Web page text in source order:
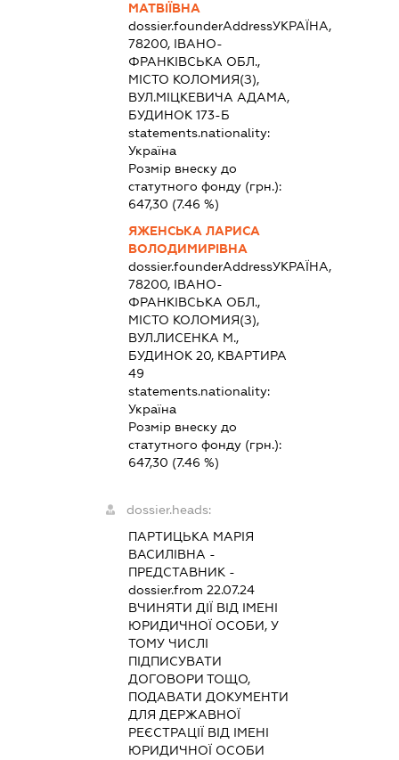
МАТВІЇВНА
dossier.founderAddressУКРАЇНА,
78200, ІВАНО-
ФРАНКІВСЬКА ОБЛ.,
МІСТО КОЛОМИЯ(З),
ВУЛ.МІЦКЕВИЧА АДАМА,
БУДИНОК 173-Б
statements.nationality:
Україна
Розмір внеску до
статутного фонду (грн.):
647,30 (7.46 %)
ЯЖЕНСЬКА ЛАРИСА
ВОЛОДИМИРІВНА
dossier.founderAddressУКРАЇНА,
78200, ІВАНО-
ФРАНКІВСЬКА ОБЛ.,
МІСТО КОЛОМИЯ(З),
ВУЛ.ЛИСЕНКА М.,
БУДИНОК 20, КВАРТИРА
49
statements.nationality:
Україна
Розмір внеску до
статутного фонду (грн.):
647,30 (7.46 %)
dossier.heads:
ПАРТИЦЬКА МАРІЯ
ВАСИЛІВНА -
ПРЕДСТАВНИК -
dossier.from 22.07.24
ВЧИНЯТИ ДІЇ ВІД ІМЕНІ
ЮРИДИЧНОЇ ОСОБИ, У
ТОМУ ЧИСЛІ
ПІДПИСУВАТИ
ДОГОВОРИ ТОЩО,
ПОДАВАТИ ДОКУМЕНТИ
ДЛЯ ДЕРЖАВНОЇ
РЕЄСТРАЦІЇ ВІД ІМЕНІ
ЮРИДИЧНОЇ ОСОБИ